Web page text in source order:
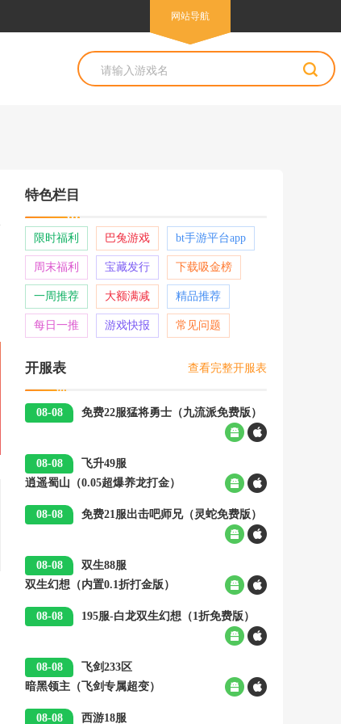
网站导航
网站导航
特色栏目
限时福利 巴兔游戏 bt手游平台app
周末福利 宝藏发行 下载吸金榜
一周推荐 大额满减 精品推荐
每日一推 游戏快报 常见问题
开服表 查看完整开服表
08-08
免费22服猛将勇士（九流派免费版）
08-08
00:05
飞升49服
逍遥蜀山（0.05超爆养龙打金）
08-08
免费21服出击吧师兄（灵蛇免费版）
08-08
00:05
双生88服
双生幻想（内置0.1折打金版）
08-08
195服-白龙双生幻想（1折免费版）
08-08
00:05
飞剑233区
暗黑领主（飞剑专属超变）
08-08 西游18服